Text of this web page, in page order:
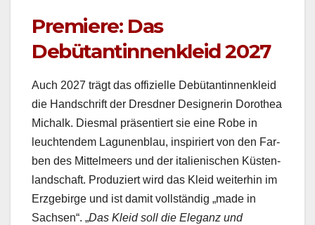
Premiere: Das
Debütantinnenkleid 2027
Auch 2027 trägt das offizielle Debü­tan­tinnen­kleid
die Hand­schrift der Dres­d­ner Designer­in Dorothea
Michalk. Dies­mal präsen­tiert sie eine Robe in
leuch­t­en­dem Lagunen­blau, inspiri­ert von den Far­
ben des Mit­telmeers und der ital­ienis­chen Küsten­
land­schaft. Pro­duziert wird das Kleid weit­er­hin im
Erzge­birge und ist damit voll­ständig „made in
Sach­sen“. „Das Kleid soll die Ele­ganz und